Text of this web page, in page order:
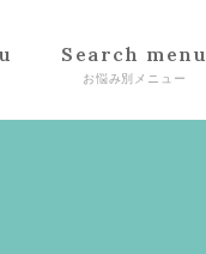
Search menu